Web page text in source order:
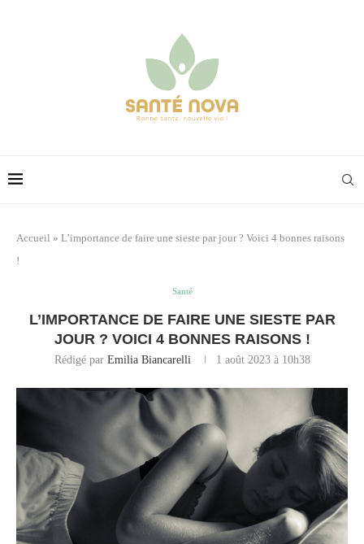
Accueil » L’importance de faire une sieste par jour ? Voici 4 bonnes raisons
!
Santé
L’IMPORTANCE DE FAIRE UNE SIESTE PAR
JOUR ? VOICI 4 BONNES RAISONS !
Rédigé par Emilia Biancarelli 1 août 2023 à 10h38